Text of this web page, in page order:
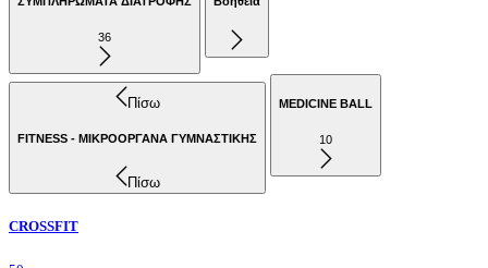
36
Πίσω
FITNESS - ΜΙΚΡΟΟΡΓΑΝΑ ΓΥΜΝΑΣΤΙΚΗΣ
Πίσω
MEDICINE BALL
10
CROSSFIT